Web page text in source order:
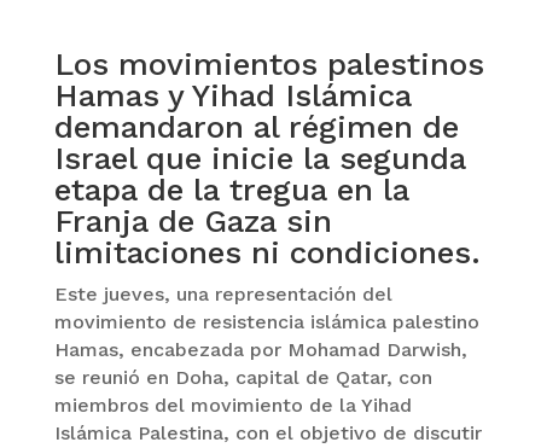
Los movimientos palestinos
Hamas y Yihad Islámica
demandaron al régimen de
Israel que inicie la segunda
etapa de la tregua en la
Franja de Gaza sin
limitaciones ni condiciones.
Este jueves, una representación del
movimiento de resistencia islámica palestino
Hamas, encabezada por Mohamad Darwish,
se reunió en Doha, capital de Qatar, con
miembros del movimiento de la Yihad
Islámica Palestina, con el objetivo de discutir